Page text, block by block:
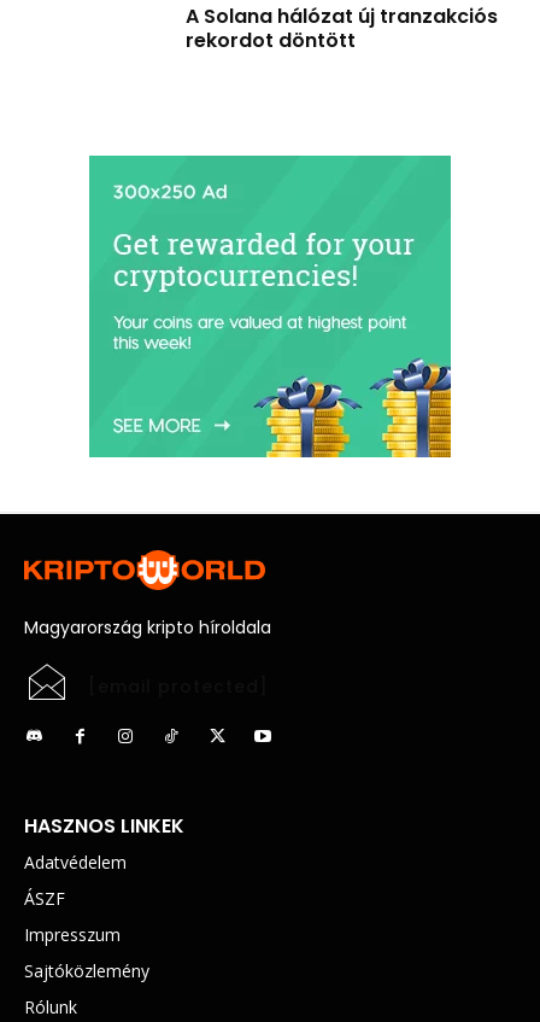
A Solana hálózat új tranzakciós
rekordot döntött
Magyarország kripto híroldala
HASZNOS LINKEK
Adatvédelem
ÁSZF
Impresszum
Sajtóközlemény
Rólunk